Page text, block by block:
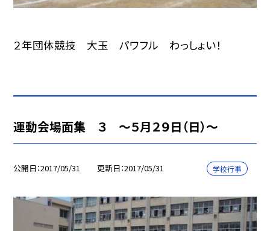
２年団体競技 大玉 パワフル わっしょい！
運動会場面集 ３ 〜５月２９日（日）〜
公開日 2017/05/31 更新日 2017/05/31 学校行事